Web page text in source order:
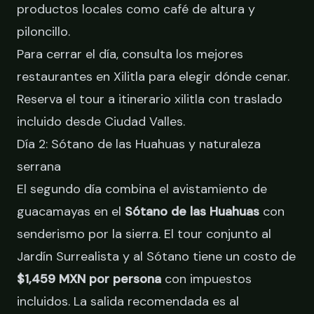
productos locales como café de altura y
piloncillo.
Para cerrar el día, consulta los mejores
restaurantes en Xilitla para elegir dónde cenar.
Reserva el tour a itinerario xilitla con traslado
incluido desde Ciudad Valles.
Día 2: Sótano de las Huahuas y naturaleza
serrana
El segundo día combina el avistamiento de
guacamayas en el Sótano de las Huahuas con
senderismo por la sierra. El tour conjunto al
Jardín Surrealista y al Sótano tiene un costo de
$1,459 MXN por persona con impuestos
incluidos. La salida recomendada es al